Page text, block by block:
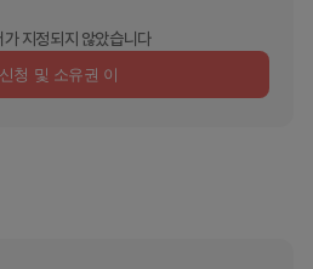
가 지정되지 않았습니다
청 및 소유권 이